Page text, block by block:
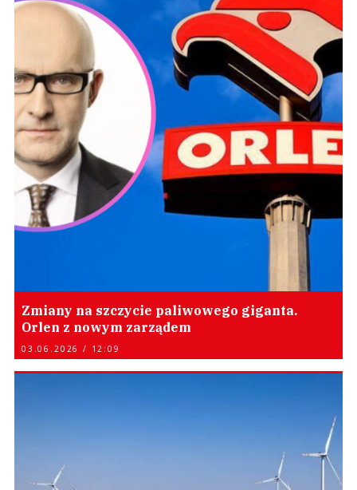
Zmiany na szczycie paliwowego giganta.
Orlen z nowym zarządem
03.06.2026 / 12:09